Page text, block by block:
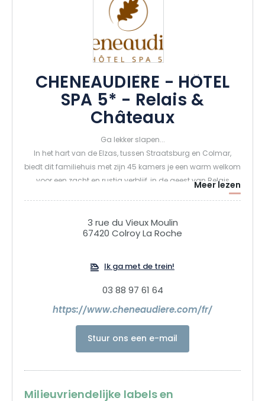
CHENEAUDIÈRE - HÔTEL
SPA 5* - Relais &
Châteaux
Ga lekker slapen...
In het hart van de Elzas, tussen Straatsburg en Colmar,
biedt dit familiehuis met zijn 45 kamers je een warm welkom
voor een zacht en rustig verblijf, in de geest van Relais
Neem een adempauze...
De Nature-Spa van La Cheneaudière ligt in het hart van een
mineraal, plantaardig, hout... Een verjongende wereld vol
ontspanning.
Proef...
Zilverwerk, kristal, de warmte van natuurlijk hout, design
fauteuils en kaarslicht creëren een gezellige sfeer.
Acker, in de 2 restaurants van het hotel.
Meer lezen
3 rue du Vieux Moulin
67420 Colroy La Roche
Ik ga met de trein!
03 88 97 61 64
https://www.cheneaudiere.com/fr/
Stuur ons een e-mail
Milieuvriendelijke labels en